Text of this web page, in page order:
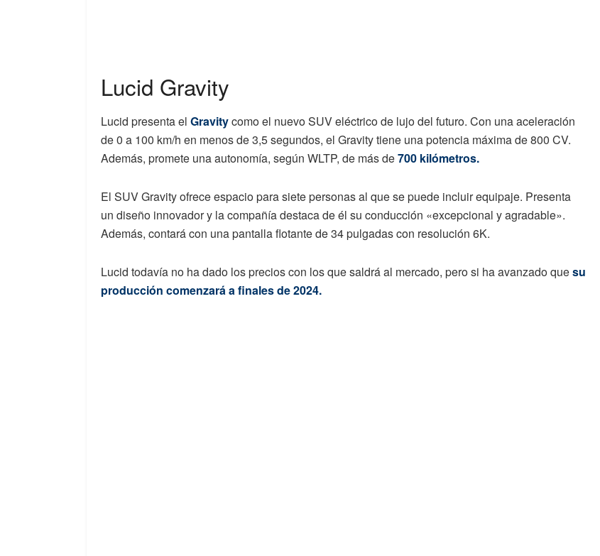
Lucid Gravity
Lucid presenta el Gravitycomo el nuevo SUV eléctrico de lujo del futuro. Con una aceleración
de 0 a 100 km/h en menos de 3,5 segundos, el Gravity tiene una potencia máxima de 800 CV.
Además, promete una autonomía, según WLTP, de más de700 kilómetros.
El SUV Gravity ofrece espacio para siete personas al que se puede incluir equipaje. Presenta
un diseño innovador y la compañía destaca de él su conducción «excepcional y agradable».
Además, contará con una pantalla flotante de 34 pulgadas con resolución 6K.
Lucid todavía no ha dado los precios con los que saldrá al mercado, pero si ha avanzado quesu
producción comenzará a finales de 2024.